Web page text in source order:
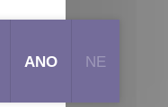
ANO NE